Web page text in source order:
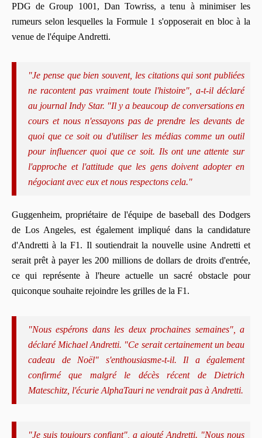
PDG de Group 1001, Dan Towriss, a tenu à minimiser les
rumeurs selon lesquelles la Formule 1 s'opposerait en bloc à la
venue de l'équipe Andretti.
"Je pense que bien souvent, les citations qui sont publiées
ne racontent pas vraiment toute l'histoire", a-t-il déclaré
au journal Indy Star. "Il y a beaucoup de conversations en
cours et nous n'essayons pas de prendre les devants de
quoi que ce soit ou d'utiliser les médias comme un outil
pour influencer quoi que ce soit. Ils ont une attente sur
l'approche et l'attitude que les gens doivent adopter en
négociant avec eux et nous respectons cela."
Guggenheim, propriétaire de l'équipe de baseball des Dodgers
de Los Angeles, est également impliqué dans la candidature
d'Andretti à la F1. Il soutiendrait la nouvelle usine Andretti et
serait prêt à payer les 200 millions de dollars de droits d'entrée,
ce qui représente à l'heure actuelle un sacré obstacle pour
quiconque souhaite rejoindre les grilles de la F1.
"Nous espérons dans les deux prochaines semaines", a
déclaré Michael Andretti. "Ce serait certainement un beau
cadeau de Noël" s'enthousiasme-t-il. Il a également
confirmé que malgré le décès récent de Dietrich
Mateschitz, l'écurie AlphaTauri ne vendrait pas à Andretti.
"Je suis toujours confiant", a ajouté Andretti. "Nous nous